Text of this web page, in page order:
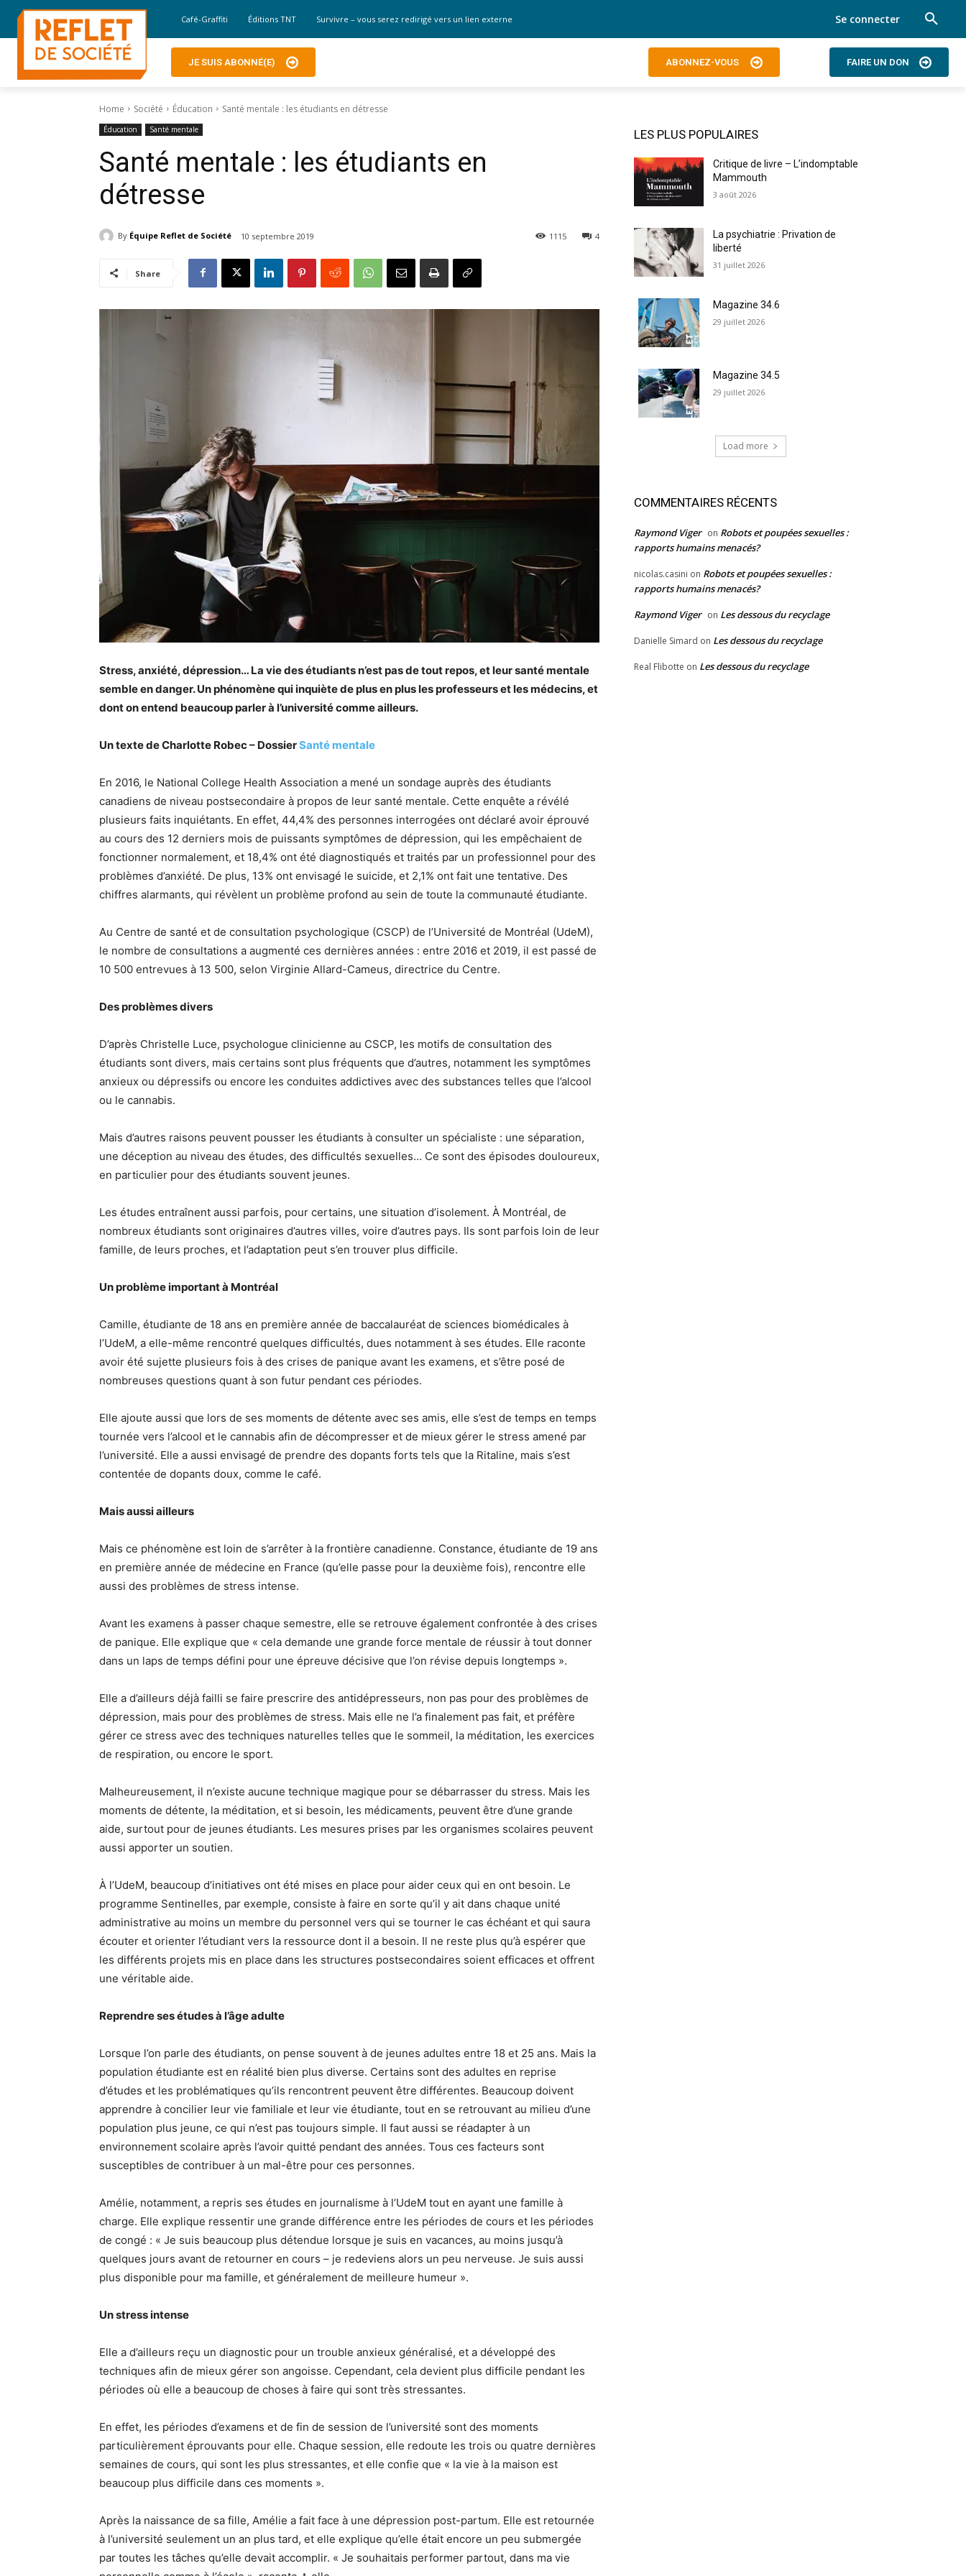
Café-Graffiti Éditions TNT Survivre – vous serez redirigé vers un lien externe Se connecter
JE SUIS ABONNÉ(E) ABONNEZ-VOUS FAIRE UN DON
Home Société Éducation Santé mentale : les étudiants en détresse
Éducation Santé mentale
Santé mentale : les étudiants en
détresse
By Équipe Reflet de Société 10 septembre 2019 4
1115
Share
Stress, anxiété, dépression… La vie des étudiants n’est pas de tout repos, et leur santé mentale
semble en danger. Un phénomène qui inquiète de plus en plus les professeurs et les médecins, et
dont on entend beaucoup parler à l’université comme ailleurs.
Un texte de Charlotte Robec – DossierSanté mentale
En 2016, le National College Health Association a mené un sondage auprès des étudiants
canadiens de niveau postsecondaire à propos de leur santé mentale. Cette enquête a révélé
plusieurs faits inquiétants. En effet, 44,4% des personnes interrogées ont déclaré avoir éprouvé
au cours des 12 derniers mois de puissants symptômes de dépression, qui les empêchaient de
fonctionner normalement, et 18,4% ont été diagnostiqués et traités par un professionnel pour des
problèmes d’anxiété. De plus, 13% ont envisagé le suicide, et 2,1% ont fait une tentative. Des
chiffres alarmants, qui révèlent un problème profond au sein de toute la communauté étudiante.
Au Centre de santé et de consultation psychologique (CSCP) de l’Université de Montréal (UdeM),
le nombre de consultations a augmenté ces dernières années : entre 2016 et 2019, il est passé de
10 500 entrevues à 13 500, selon Virginie Allard-Cameus, directrice du Centre.
Des problèmes divers
D’après Christelle Luce, psychologue clinicienne au CSCP, les motifs de consultation des
étudiants sont divers, mais certains sont plus fréquents que d’autres, notamment les symptômes
anxieux ou dépressifs ou encore les conduites addictives avec des substances telles que l’alcool
ou le cannabis.
Mais d’autres raisons peuvent pousser les étudiants à consulter un spécialiste : une séparation,
une déception au niveau des études, des difficultés sexuelles… Ce sont des épisodes douloureux,
en particulier pour des étudiants souvent jeunes.
Les études entraînent aussi parfois, pour certains, une situation d’isolement. À Montréal, de
nombreux étudiants sont originaires d’autres villes, voire d’autres pays. Ils sont parfois loin de leur
famille, de leurs proches, et l’adaptation peut s’en trouver plus difficile.
Un problème important à Montréal
Camille, étudiante de 18 ans en première année de baccalauréat de sciences biomédicales à
l’UdeM, a elle-même rencontré quelques difficultés, dues notamment à ses études. Elle raconte
avoir été sujette plusieurs fois à des crises de panique avant les examens, et s’être posé de
nombreuses questions quant à son futur pendant ces périodes.
Elle ajoute aussi que lors de ses moments de détente avec ses amis, elle s’est de temps en temps
tournée vers l’alcool et le cannabis afin de décompresser et de mieux gérer le stress amené par
l’université. Elle a aussi envisagé de prendre des dopants forts tels que la Ritaline, mais s’est
contentée de dopants doux, comme le café.
Mais aussi ailleurs
Mais ce phénomène est loin de s’arrêter à la frontière canadienne. Constance, étudiante de 19 ans
en première année de médecine en France (qu’elle passe pour la deuxième fois), rencontre elle
aussi des problèmes de stress intense.
Avant les examens à passer chaque semestre, elle se retrouve également confrontée à des crises
de panique. Elle explique que « cela demande une grande force mentale de réussir à tout donner
dans un laps de temps défini pour une épreuve décisive que l’on révise depuis longtemps ».
Elle a d’ailleurs déjà failli se faire prescrire des antidépresseurs, non pas pour des problèmes de
dépression, mais pour des problèmes de stress. Mais elle ne l’a finalement pas fait, et préfère
gérer ce stress avec des techniques naturelles telles que le sommeil, la méditation, les exercices
de respiration, ou encore le sport.
Malheureusement, il n’existe aucune technique magique pour se débarrasser du stress. Mais les
moments de détente, la méditation, et si besoin, les médicaments, peuvent être d’une grande
aide, surtout pour de jeunes étudiants. Les mesures prises par les organismes scolaires peuvent
aussi apporter un soutien.
À l’UdeM, beaucoup d’initiatives ont été mises en place pour aider ceux qui en ont besoin. Le
programme Sentinelles, par exemple, consiste à faire en sorte qu’il y ait dans chaque unité
administrative au moins un membre du personnel vers qui se tourner le cas échéant et qui saura
écouter et orienter l’étudiant vers la ressource dont il a besoin. Il ne reste plus qu’à espérer que
les différents projets mis en place dans les structures postsecondaires soient efficaces et offrent
une véritable aide.
Reprendre ses études à l’âge adulte
Lorsque l’on parle des étudiants, on pense souvent à de jeunes adultes entre 18 et 25 ans. Mais la
population étudiante est en réalité bien plus diverse. Certains sont des adultes en reprise
d’études et les problématiques qu’ils rencontrent peuvent être différentes. Beaucoup doivent
apprendre à concilier leur vie familiale et leur vie étudiante, tout en se retrouvant au milieu d’une
population plus jeune, ce qui n’est pas toujours simple. Il faut aussi se réadapter à un
environnement scolaire après l’avoir quitté pendant des années. Tous ces facteurs sont
susceptibles de contribuer à un mal-être pour ces personnes.
Amélie, notamment, a repris ses études en journalisme à l’UdeM tout en ayant une famille à
charge. Elle explique ressentir une grande différence entre les périodes de cours et les périodes
de congé : « Je suis beaucoup plus détendue lorsque je suis en vacances, au moins jusqu’à
quelques jours avant de retourner en cours – je redeviens alors un peu nerveuse. Je suis aussi
plus disponible pour ma famille, et généralement de meilleure humeur ».
Un stress intense
Elle a d’ailleurs reçu un diagnostic pour un trouble anxieux généralisé, et a développé des
techniques afin de mieux gérer son angoisse. Cependant, cela devient plus difficile pendant les
périodes où elle a beaucoup de choses à faire qui sont très stressantes.
En effet, les périodes d’examens et de fin de session de l’université sont des moments
particulièrement éprouvants pour elle. Chaque session, elle redoute les trois ou quatre dernières
semaines de cours, qui sont les plus stressantes, et elle confie que « la vie à la maison est
beaucoup plus difficile dans ces moments ».
Après la naissance de sa fille, Amélie a fait face à une dépression post-partum. Elle est retournée
à l’université seulement un an plus tard, et elle explique qu’elle était encore un peu submergée
par toutes les tâches qu’elle devait accomplir. « Je souhaitais performer partout, dans ma vie
LES PLUS POPULAIRES
Critique de livre – L’indomptable
Mammouth
3 août 2026
La psychiatrie : Privation de
liberté
31 juillet 2026
Magazine 34.6
29 juillet 2026
Magazine 34.5
29 juillet 2026
Load more
COMMENTAIRES RÉCENTS
Raymond Viger on Robots et poupées sexuelles :
rapports humains menacés?
nicolas.casini on Robots et poupées sexuelles :
rapports humains menacés?
Raymond Viger on Les dessous du recyclage
Danielle Simard on Les dessous du recyclage
Real Flibotte on Les dessous du recyclage